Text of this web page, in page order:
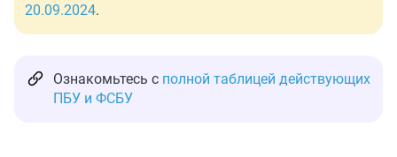
20.09.2024.
Ознакомьтесь с полной таблицей действующих
ПБУ и ФСБУ